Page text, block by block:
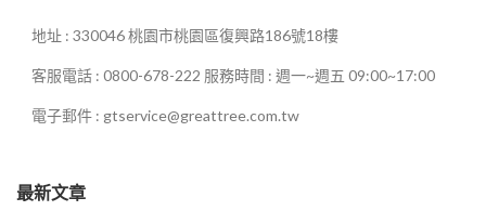
地址 : 330046 桃園市桃園區復興路186號18樓
客服電話 : 0800-678-222 服務時間 : 週一~週五 09:00~17:00
電子郵件 : gtservice@greattree.com.tw
最新文章